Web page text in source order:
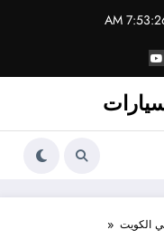
7:53:26
الكويت